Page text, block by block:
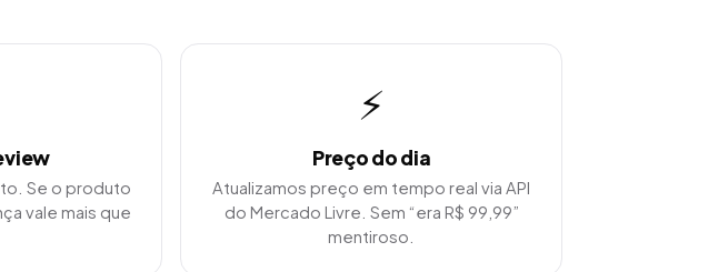
Se o produto
vale mais que
⚡
Preço do dia
Atualizamos preço em tempo real via API
do Mercado Livre. Sem “era R$ 99,99”
mentiroso.